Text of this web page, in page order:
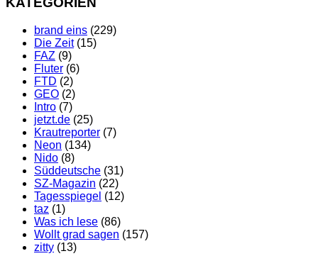
brand eins (229)
Die Zeit(15)
FAZ (9)
Fluter (6)
FTD (2)
GEO (2)
Intro (7)
jetzt.de (25)
Krautreporter (7)
Neon (134)
Nido (8)
Süddeutsche (31)
SZ-Magazin (22)
Tagesspiegel (12)
taz (1)
Was ich lese (86)
Wollt grad sagen (157)
zitty (13)